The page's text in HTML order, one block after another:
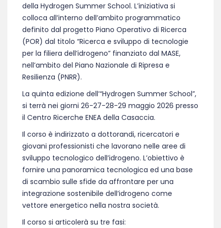
della Hydrogen Summer School. L’iniziativa si
colloca all’interno dell’ambito programmatico
definito dal progetto Piano Operativo di Ricerca
(POR) dal titolo “Ricerca e sviluppo di tecnologie
per la filiera dell’idrogeno” finanziato dal MASE,
nell’ambito del Piano Nazionale di Ripresa e
Resilienza (PNRR).
La quinta edizione dell’“Hydrogen Summer School”,
si terrà nei giorni 26-27-28-29 maggio 2026 presso
il Centro Ricerche ENEA della Casaccia.
Il corso è indirizzato a dottorandi, ricercatori e
giovani professionisti che lavorano nelle aree di
sviluppo tecnologico dell’idrogeno. L’obiettivo è
fornire una panoramica tecnologica ed una base
di scambio sulle sfide da affrontare per una
integrazione sostenibile dell’idrogeno come
vettore energetico nella nostra società.
Il corso si articolerà su tre fasi: